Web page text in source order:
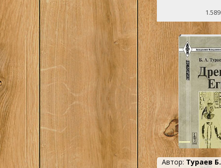
Униса. Для
историей Древнего
Автор: Тураев